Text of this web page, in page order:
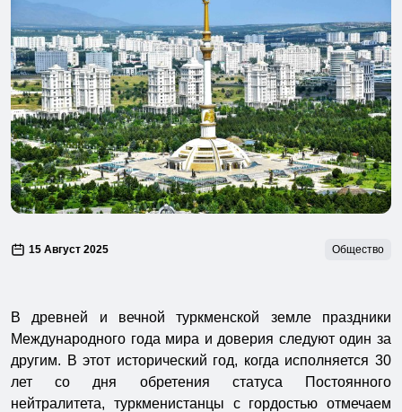
15 Август 2025 Общество
В древней и вечной туркменской земле праздники
Международного года мира и доверия следуют один за
другим. В этот исторический год, когда исполняется 30
лет со дня обретения статуса Постоянного
нейтралитета, туркменистанцы с гордостью отмечаем